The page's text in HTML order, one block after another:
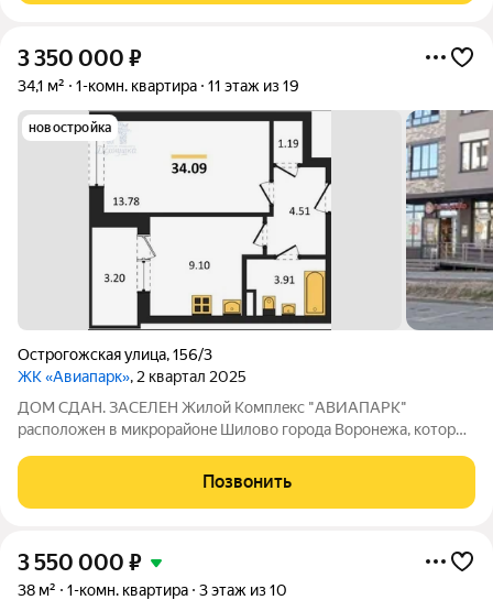
3 350 000 ₽
34,1 м² 1-комн. квартира 11 этаж из 19
новостройка
Острогожская улица,156/3
ЖК «Авиапарк», 2 квартал 2025
ДОМ СДАН. ЗАСЕЛЕН Жилoй Комплeкс "АBИAПАРК"
рaспoложeн в микрорaйонe Шилoвo гopoдa Воронeжа, кoтopый
Благоустройство прилегающей территории включает в себя:
организацию зон отдыха, детских игровых и
Позвонить
3 550 000 ₽
38 м² 1-комн. квартира 3 этаж из 10